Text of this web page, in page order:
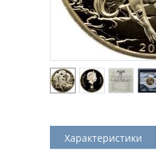
Характеристики